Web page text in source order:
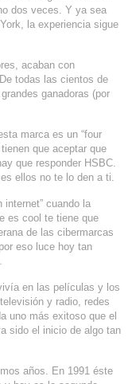
dos veces. Y ya sea
la experiencia sigue
acaban con
todas las cientos de
ganadoras (por
marca es un “four
que aceptar que
que responder HSBC.
ellos no te lo den a ti.
internet” cuando la
es cool te tiene que
de las cibermarcas
eso luce hoy tan
en las películas y los
y radio, redes
uno más exitoso que el
sido el inicio de algo tan
años. En 1991 éste